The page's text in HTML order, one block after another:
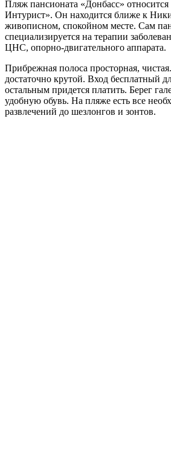
Пляж пансионата «Донбасс»
Интурист». Он находится ближе к
живописном, спокойном месте. Сам
специализируется на терапии
ЦНС, опорно-двигательного аппарата.
Прибрежная полоса просторная,
достаточно крутой. Вход бесплатный
остальным придется платить. Берег
удобную обувь. На пляже есть все
развлечений до шезлонгов и зонтов.